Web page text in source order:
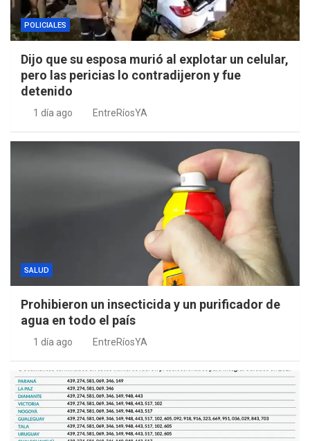
POLICIALES
Dijo que su esposa murió al explotar un celular,
pero las pericias lo contradijeron y fue
detenido
1 día ago EntreRíosYA
SALUD
Prohibieron un insecticida y un purificador de
agua en todo el país
1 día ago EntreRíosYA